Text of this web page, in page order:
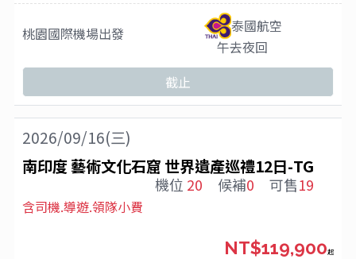
桃園國際機場出發
泰國航空
午去夜回
截止
2026/09/16(三)
南印度 藝術文化石窟 世界遺產巡禮12日-TG
機位 20 候補0 可售19
含司機.導遊.領隊小費
NT$119,900起